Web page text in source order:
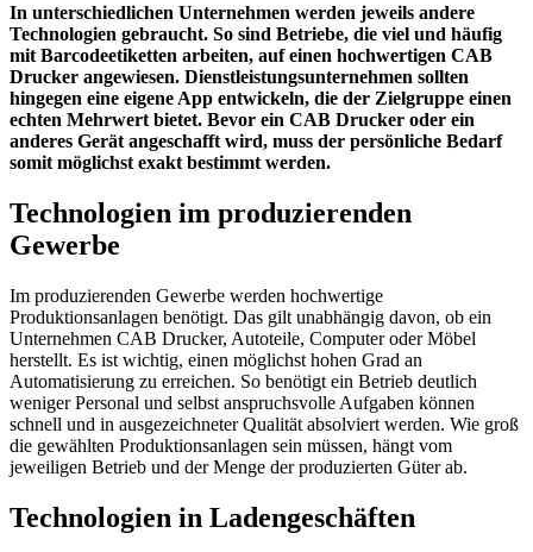
In unterschiedlichen Unternehmen werden jeweils andere
Technologien gebraucht. So sind Betriebe, die viel und häufig
mit Barcodeetiketten arbeiten, auf einen hochwertigen CAB
Drucker angewiesen. Dienstleistungsunternehmen sollten
hingegen eine eigene App entwickeln, die der Zielgruppe einen
echten Mehrwert bietet. Bevor ein CAB Drucker oder ein
anderes Gerät angeschafft wird, muss der persönliche Bedarf
somit möglichst exakt bestimmt werden.
Technologien im produzierenden
Gewerbe
Im produzierenden Gewerbe werden hochwertige
Produktionsanlagen benötigt. Das gilt unabhängig davon, ob ein
Unternehmen CAB Drucker, Autoteile, Computer oder Möbel
herstellt. Es ist wichtig, einen möglichst hohen Grad an
Automatisierung zu erreichen. So benötigt ein Betrieb deutlich
weniger Personal und selbst anspruchsvolle Aufgaben können
schnell und in ausgezeichneter Qualität absolviert werden. Wie groß
die gewählten Produktionsanlagen sein müssen, hängt vom
jeweiligen Betrieb und der Menge der produzierten Güter ab.
Technologien in Ladengeschäften